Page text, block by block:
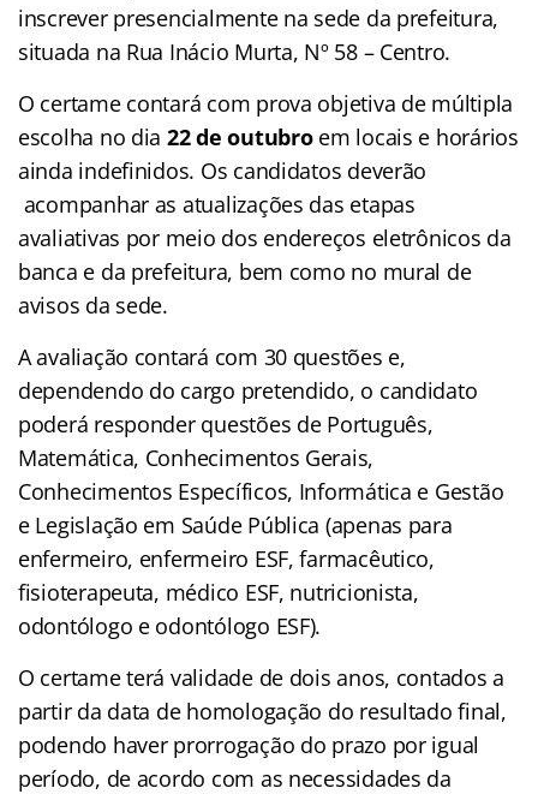
inscrever presencialmente na sede da prefeitura,
situada na Rua Inácio Murta, Nº 58 – Centro.
O certame contará com prova objetiva de múltipla
escolha no dia 22 de outubroem locais e horários
ainda indefinidos. Os candidatos deverão
acompanhar as atualizações das etapas
avaliativas por meio dos endereços eletrônicos da
banca e da prefeitura, bem como no mural de
avisos da sede.
A avaliação contará com 30 questões e,
dependendo do cargo pretendido, o candidato
poderá responder questões de Português,
Matemática, Conhecimentos Gerais,
Conhecimentos Específicos, Informática e Gestão
e Legislação em Saúde Pública (apenas para
enfermeiro, enfermeiro ESF, farmacêutico,
fisioterapeuta, médico ESF, nutricionista,
odontólogo e odontólogo ESF).
O certame terá validade de dois anos, contados a
partir da data de homologação do resultado final,
podendo haver prorrogação do prazo por igual
período, de acordo com as necessidades da